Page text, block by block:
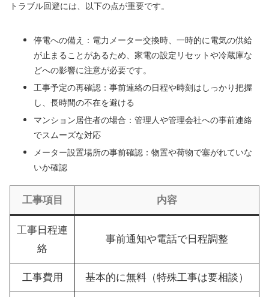
トラブル回避には、以下の点が重要です。
停電への備え：電力メーター交換時、一時的に電気の供給
が止まることがあるため、家電の設定リセットや冷蔵庫な
どへの影響に注意が必要です。
工事予定の再確認：事前連絡の日程や時刻はしっかり把握
し、長時間の不在を避ける
マンション居住者の場合：管理人や管理会社への事前連絡
でスムーズな対応
メーター設置場所の事前確認：物置や荷物で塞がれていな
いか確認
工事項目 内容
工事日程連
絡
事前通知や電話で日程調整
工事費用 基本的に無料（特殊工事は要相談）